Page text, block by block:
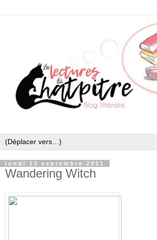
lundi 13 septembre 2021
Wandering Witch